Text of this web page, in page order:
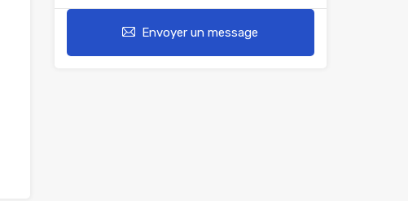
Envoyer un message